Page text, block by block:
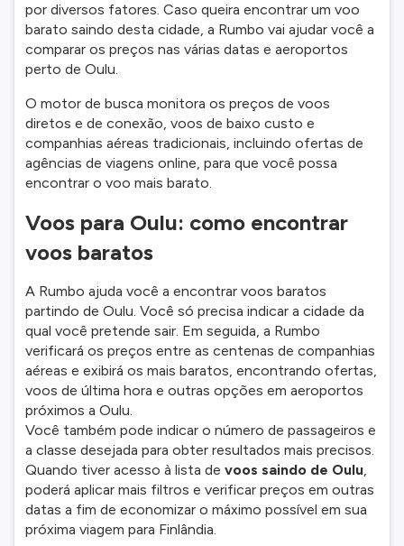
por diversos fatores. Caso queira encontrar um voo
barato saindo desta cidade, a Rumbo vai ajudar você a
comparar os preços nas várias datas e aeroportos
perto de Oulu.
O motor de busca monitora os preços de voos
diretos e de conexão, voos de baixo custo e
companhias aéreas tradicionais, incluindo ofertas de
agências de viagens online, para que você possa
encontrar o voo mais barato.
Voos para Oulu: como encontrar
voos baratos
A Rumbo ajuda você a encontrar voos baratos
partindo de Oulu. Você só precisa indicar a cidade da
qual você pretende sair. Em seguida, a Rumbo
verificará os preços entre as centenas de companhias
aéreas e exibirá os mais baratos, encontrando ofertas,
voos de última hora e outras opções em aeroportos
próximos a Oulu.
Você também pode indicar o número de passageiros e
a classe desejada para obter resultados mais precisos.
Quando tiver acesso à lista de voos saindo de Oulu,
poderá aplicar mais filtros e verificar preços em outras
datas a fim de economizar o máximo possível em sua
próxima viagem para Finlândia.